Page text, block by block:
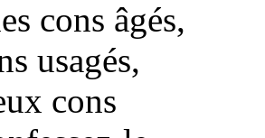
cons âgés,
usagés,
cons